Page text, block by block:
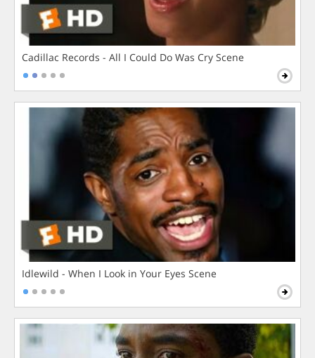
Cadillac Records - All I Could Do Was Cry Scene
Idlewild - When I Look in Your Eyes Scene